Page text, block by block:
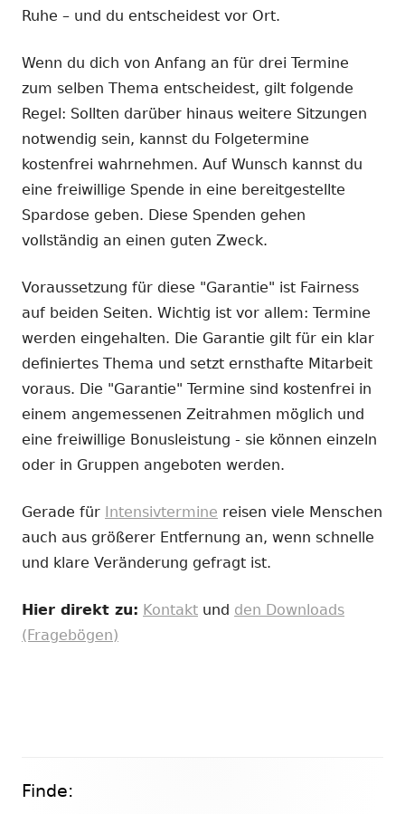
Ruhe – und du entscheidest vor Ort.
Wenn du dich von Anfang an für drei Termine
zum selben Thema entscheidest, gilt folgende
Regel: Sollten darüber hinaus weitere Sitzungen
notwendig sein, kannst du Folgetermine
kostenfrei wahrnehmen. Auf Wunsch kannst du
eine freiwillige Spende in eine bereitgestellte
Spardose geben. Diese Spenden gehen
vollständig an einen guten Zweck.
Voraussetzung für diese "Garantie" ist Fairness
auf beiden Seiten. Wichtig ist vor allem: Termine
werden eingehalten. Die Garantie gilt für ein klar
definiertes Thema und setzt ernsthafte Mitarbeit
voraus. Die "Garantie" Termine sind kostenfrei in
einem angemessenen Zeitrahmen möglich und
eine freiwillige Bonusleistung - sie können einzeln
oder in Gruppen angeboten werden.
Gerade für Intensivtermine reisen viele Menschen
auch aus größerer Entfernung an, wenn schnelle
und klare Veränderung gefragt ist.
Hier direkt zu: Kontakt und den Downloads
(Fragebögen)
Haupt-
Finde: